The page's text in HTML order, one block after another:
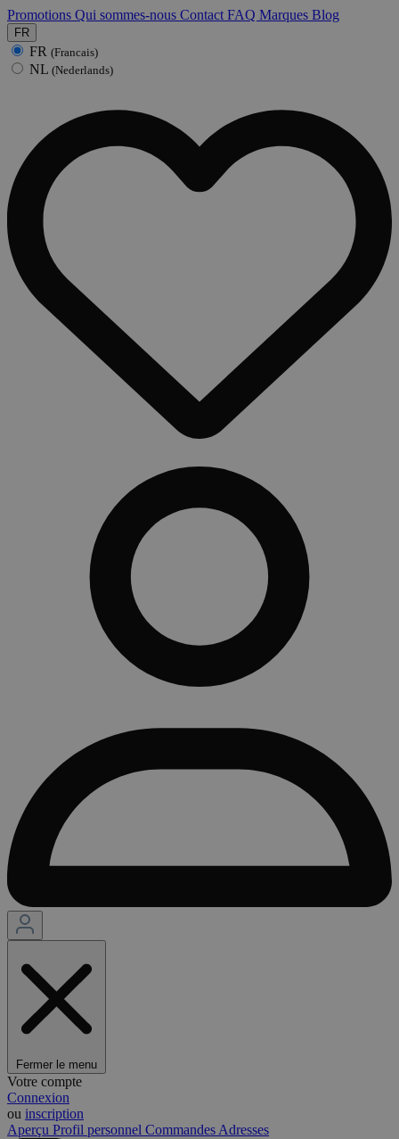
Promotions Qui sommes-nous Contact FAQ Marques Blog
FR
FR (Francais)
NL (Nederlands)
Fermer le menu
Votre compte
Connexion
ou inscription
Aperçu Profil personnel Commandes Adresses